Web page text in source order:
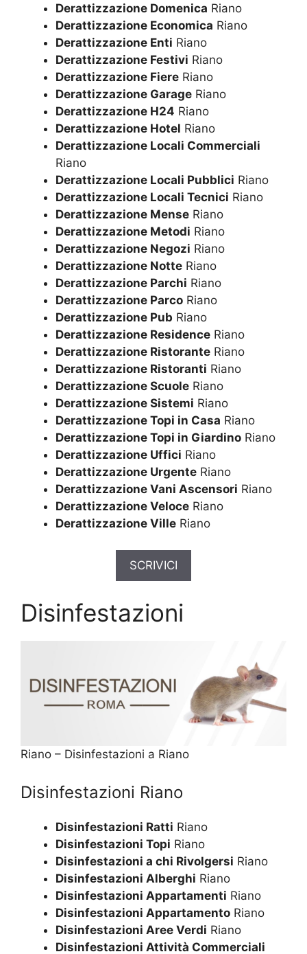
Derattizzazione Domenica Riano
Derattizzazione Economica Riano
Derattizzazione Enti Riano
Derattizzazione Festivi Riano
Derattizzazione Fiere Riano
Derattizzazione Garage Riano
Derattizzazione H24 Riano
Derattizzazione Hotel Riano
Derattizzazione Locali Commerciali
Riano
Derattizzazione Locali Pubblici Riano
Derattizzazione Locali Tecnici Riano
Derattizzazione Mense Riano
Derattizzazione Metodi Riano
Derattizzazione Negozi Riano
Derattizzazione Notte Riano
Derattizzazione Parchi Riano
Derattizzazione Parco Riano
Derattizzazione Pub Riano
Derattizzazione Residence Riano
Derattizzazione Ristorante Riano
Derattizzazione Ristoranti Riano
Derattizzazione Scuole Riano
Derattizzazione Sistemi Riano
Derattizzazione Topi in Casa Riano
Derattizzazione Topi in Giardino Riano
Derattizzazione Uffici Riano
Derattizzazione Urgente Riano
Derattizzazione Vani Ascensori Riano
Derattizzazione Veloce Riano
Derattizzazione Ville Riano
SCRIVICI
Disinfestazioni
Riano – Disinfestazioni a Riano
Disinfestazioni Riano
Disinfestazioni Ratti Riano
Disinfestazioni Topi Riano
Disinfestazioni a chi Rivolgersi Riano
Disinfestazioni Alberghi Riano
Disinfestazioni Appartamenti Riano
Disinfestazioni Appartamento Riano
Disinfestazioni Aree Verdi Riano
Disinfestazioni Attività Commerciali